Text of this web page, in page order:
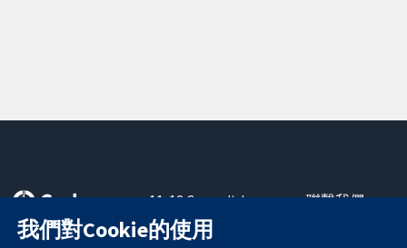
可信任實證
11-13 Cavendish
Square
London
聯繫我們
我們對Cookie的使用